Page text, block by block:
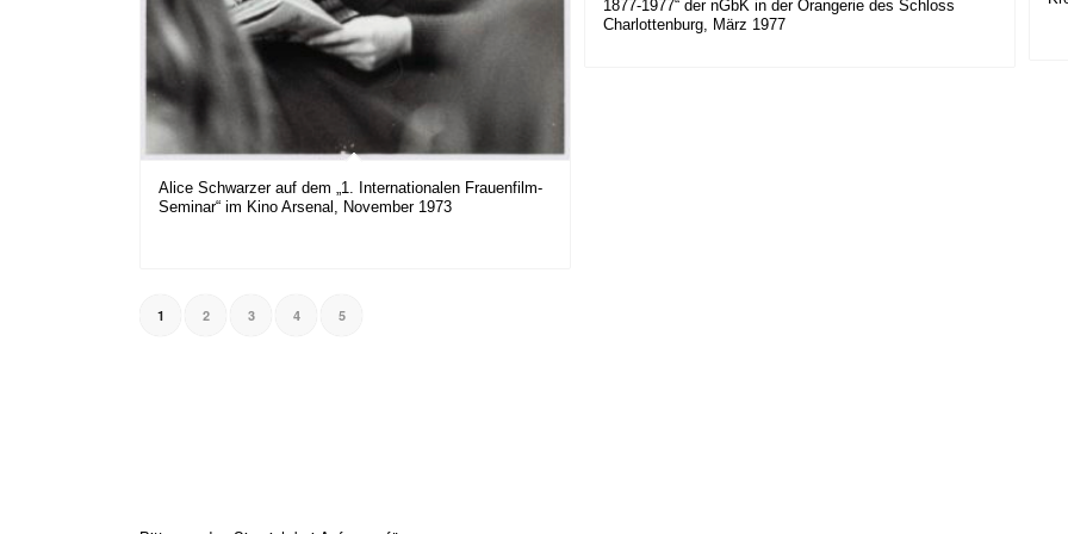
Alice Schwarzer auf dem „1. Internationalen Frauenfilm-
Seminar“ im Kino Arsenal, November 1973
1877-1977“ der nGbK in der Orangerie des Schloss
Charlottenburg, März 1977
1 2 3 4 5